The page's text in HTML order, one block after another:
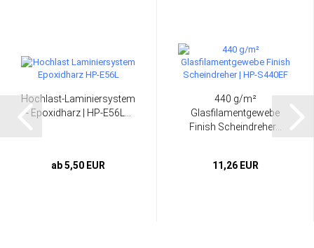
Hochlast-Laminiersystem
- Epoxidharz | HP-E56L...
ab 5,50 EUR
440 g/m²
Glasfilamentgewebe
Finish Scheindreher...
11,26 EUR